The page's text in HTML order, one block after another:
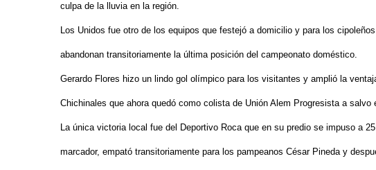
culpa de la lluvia en la región.
Los Unidos fue otro de los equipos que festejó a domicilio y para los
abandonan transitoriamente la última posición del campeonato doméstico.
Gerardo Flores hizo un lindo gol olímpico para los visitantes y amplió la
Chichinales que ahora quedó como colista de Unión Alem Progresista a salvo
La única victoria local fue del Deportivo Roca que en su predio se impuso a
marcador, empató transitoriamente para los pampeanos César Pineda y